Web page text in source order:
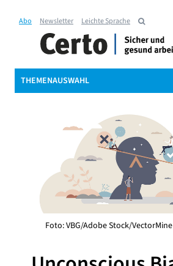
Abo Newsletter Leichte Sprache
THEMENAUSWAHL
Foto: VBG/Adobe Stock/VectorMine